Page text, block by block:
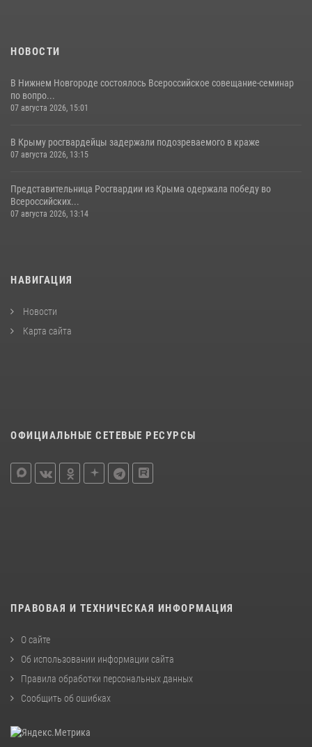
НОВОСТИ
В Нижнем Новгороде состоялось Всероссийское совещание-семинар
по вопро...
07 августа 2026, 15:01
В Крыму росгвардейцы задержали подозреваемого в краже
07 августа 2026, 13:15
Представительница Росгвардии из Крыма одержала победу во
Всероссийских...
07 августа 2026, 13:14
НАВИГАЦИЯ
Новости
Карта сайта
ОФИЦИАЛЬНЫЕ СЕТЕВЫЕ РЕСУРСЫ
ПРАВОВАЯ И ТЕХНИЧЕСКАЯ ИНФОРМАЦИЯ
О сайте
Об использовании информации сайта
Правила обработки персональных данных
Сообщить об ошибках